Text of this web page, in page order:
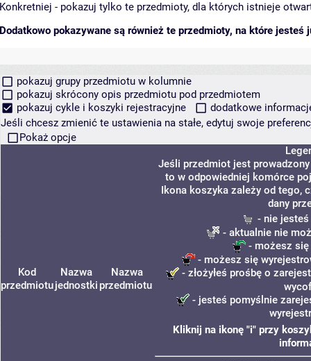
Konkretniej - pokazuj tylko te przedmioty, dla których istnieje
Dodatkowo pokazywane są również te przedmioty, na które jesteś
pokazuj grupy przedmiotu w kolumnie
pokazuj skrócony opis przedmiotu pod przedmiotem
pokazuj cykle i koszyki rejestracyjne
dodatkowe
Jeśli chcesz zmienić te ustawienia na stałe, edytuj swoje
Pokaż opcje
Kod
przedmiotu
Nazwa
jednostki
Nazwa
przedmiotu
Jeśli przedmiot jest
to w odpowiedniej komórce
Ikona koszyka zależy od tego,
dany
- nie
- aktualnie nie
- możesz się
- możesz się
- złożyłeś prośbę o
- jesteś pomyślnie
Kliknij na ikonę "i" przy